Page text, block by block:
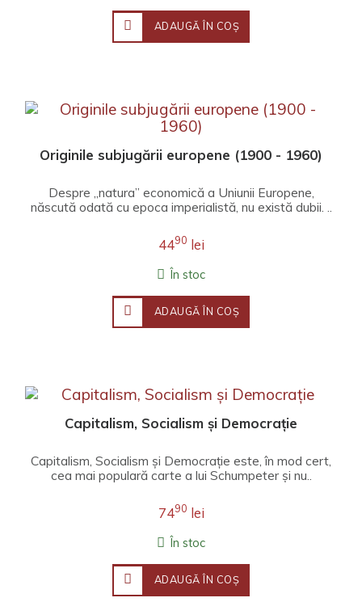
ADAUGĂ ÎN COŞ
Originile subjugării europene (1900 - 1960)
Despre „natura” economică a Uniunii Europene,
născută odată cu epoca imperialistă, nu există dubii. ..
4490 lei
În stoc
ADAUGĂ ÎN COŞ
Capitalism, Socialism și Democrație
Capitalism, Socialism și Democrație este, în mod cert,
cea mai populară carte a lui Schumpeter și nu..
7490 lei
În stoc
ADAUGĂ ÎN COŞ